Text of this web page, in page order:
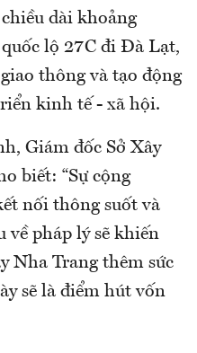
dài khoảng
lộ 27C đi Đà Lạt,
thông và tạo động
kinh tế - xã hội.
Giám đốc Sở Xây
biết: “Sự cộng
nối thông suốt và
về pháp lý sẽ khiến
Nha Trang thêm sức
sẽ là điểm hút vốn